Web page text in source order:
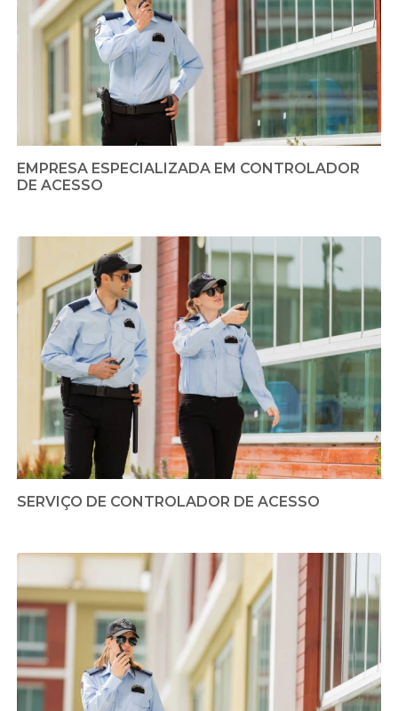
EMPRESA ESPECIALIZADA EM CONTROLADOR
DE ACESSO
SERVIÇO DE CONTROLADOR DE ACESSO